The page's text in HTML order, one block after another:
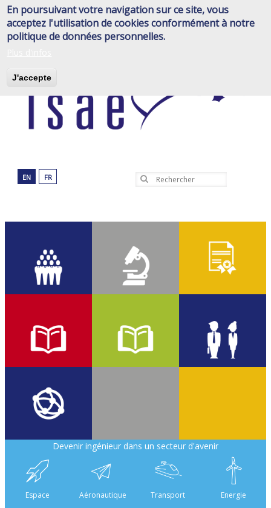
En poursuivant votre navigation sur ce site, vous
acceptez l'utilisation de cookies conformément à notre
politique de données personnelles.
J'accepte
Aller
au
contenu
principal
EN FR Rechercher
1935
37
Devenir ingénieur dans un secteur d'avenir
Espace Aéronautique Transport Energie